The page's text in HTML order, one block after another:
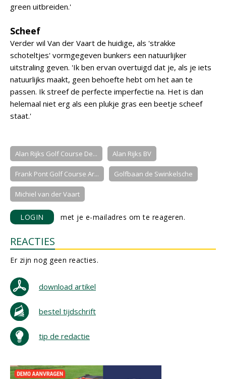
green uitbreiden.'
Scheef
Verder wil Van der Vaart de huidige, als 'strakke
schoteltjes' vormgegeven bunkers een natuurlijker
uitstraling geven. 'Ik ben ervan overtuigd dat je, als je iets
natuurlijks maakt, geen behoefte hebt om het aan te
passen. Ik streef de perfecte imperfectie na. Het is dan
helemaal niet erg als een plukje gras een beetje scheef
staat.'
Alan Rijks Golf Course De... Alan Rijks BV
Frank Pont Golf Course Ar... Golfbaan de Swinkelsche
Michiel van der Vaart
LOGIN met je e-mailadres om te reageren.
REACTIES
Er zijn nog geen reacties.
download artikel
bestel tijdschrift
tip de redactie